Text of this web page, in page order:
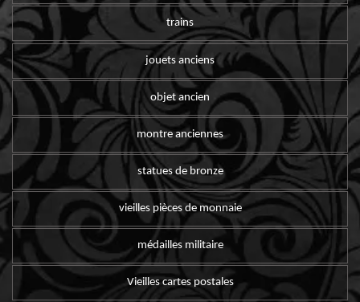
trains
jouets anciens
objet ancien
montre anciennes
statues de bronze
vieilles pièces de monnaie
médailles militaire
Vieilles cartes postales